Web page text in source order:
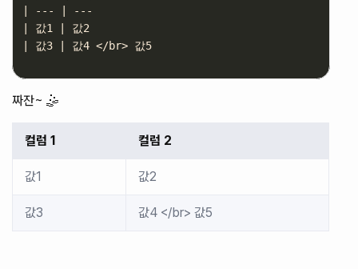
| --- | ---
| 값1 | 값2
| 값3 | 값4 </br> 값5
짜잔~ 🤹
컬럼 1 컬럼 2
값1 값2
값3 값4 </br> 값5